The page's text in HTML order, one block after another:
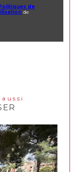
de
de